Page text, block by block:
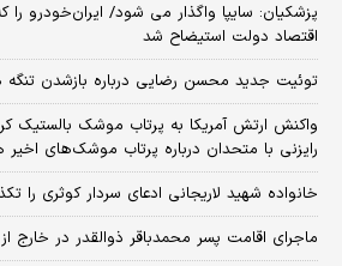
پزشکیان: سایپا واگذار می شود/ ایران‌خودرو را
اقتصاد دولت استیضاح شد
توئیت جدید محسن رضایی درباره بازشدن تنگه
واکنش ارتش آمریکا به پرتاب موشک بالستیک
رایزنی با متحدان درباره پرتاب موشک‌های
خانواده شهید لاریجانی ادعای سردار کوثری را
ماجرای اقامت پسر محمدباقر ذوالقدر در خارج